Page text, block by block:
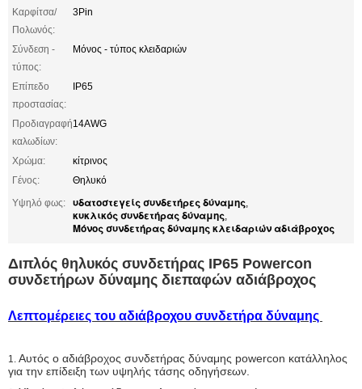
Καρφίτσα/
Πολωνός:
3Pin
Σύνδεση -
τύπος:
Μόνος - τύπος κλειδαριών
Επίπεδο
προστασίας:
IP65
Προδιαγραφή
καλωδίων:
14AWG
Χρώμα:
κίτρινος
Γένος:
Θηλυκό
Υψηλό φως:
υδατοστεγείς συνδετήρες δύναμης,
κυκλικός συνδετήρας δύναμης,
Μόνος συνδετήρας δύναμης κλειδαριών αδιάβροχος
Διπλός θηλυκός συνδετήρας IP65 Powercon
συνδετήρων δύναμης διεπαφών αδιάβροχος
Λεπτομέρειες του αδιάβροχου συνδετήρα δύναμης
1. Αυτός ο αδιάβροχος συνδετήρας δύναμης powercon κατάλληλος
για την επίδειξη των υψηλής τάσης οδηγήσεων.